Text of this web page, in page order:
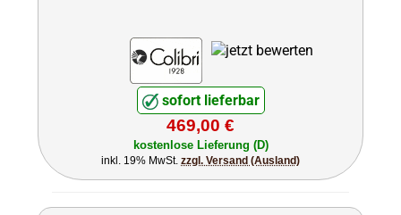
sofort lieferbar
469,00 €
kostenlose Lieferung (D)
inkl. 19% MwSt. zzgl. Versand (Ausland)